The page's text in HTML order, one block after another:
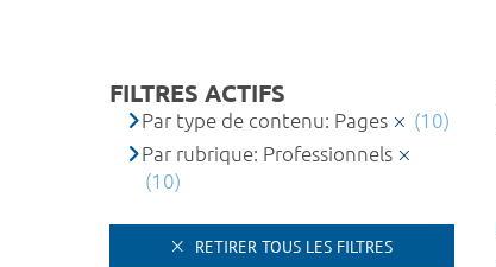
FILTRES ACTIFS
Par type de contenu: Pages
(10)
Par rubrique: Professionnels
(10)
RETIRER TOUS LES FILTRES